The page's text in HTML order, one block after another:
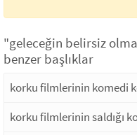
"geleceğin belirsiz
benzer başlıklar
korku filmlerinin komedi
korku filmlerinin saldığı